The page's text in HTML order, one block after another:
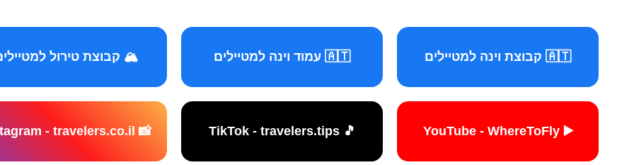
🇦🇹 קבוצת וינה למטיילים 🇦🇹 עמוד וינה למטיילים 🏔️ קבוצת טירול
▶️ YouTube - WhereToFly
🎵 TikTok - travelers.tips
📸 Instagram - travelers.co.il